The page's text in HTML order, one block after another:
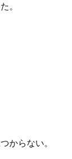
。
からない。